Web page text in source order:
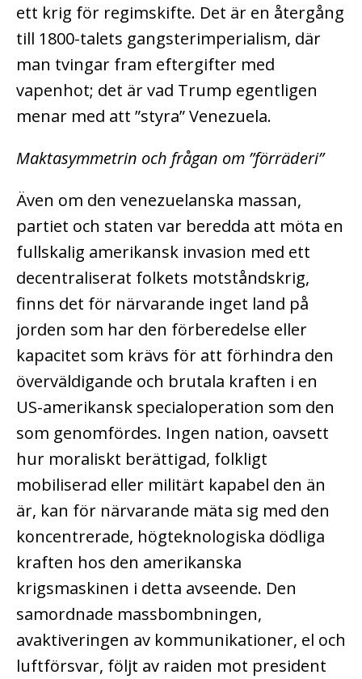
ett krig för regimskifte. Det är en återgång
till 1800-talets gangsterimperialism, där
man tvingar fram eftergifter med
vapenhot; det är vad Trump egentligen
menar med att ”styra” Venezuela.
Maktasymmetrin och frågan om ”förräderi”
Även om den venezuelanska massan,
partiet och staten var beredda att möta en
fullskalig amerikansk invasion med ett
decentraliserat folkets motståndskrig,
finns det för närvarande inget land på
jorden som har den förberedelse eller
kapacitet som krävs för att förhindra den
överväldigande och brutala kraften i en
US-amerikansk specialoperation som den
som genomfördes. Ingen nation, oavsett
hur moraliskt berättigad, folkligt
mobiliserad eller militärt kapabel den än
är, kan för närvarande mäta sig med den
koncentrerade, högteknologiska dödliga
kraften hos den amerikanska
krigsmaskinen i detta avseende. Den
samordnade massbombningen,
avaktiveringen av kommunikationer, el och
luftförsvar, följt av raiden mot president